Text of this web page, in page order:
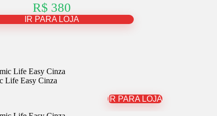
R$ 380
IR PARA LOJA
Life Easy Cinza
IR PARA LOJA